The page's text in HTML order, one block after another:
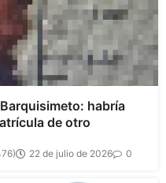
habría
de otro
22 de julio de 2026 0